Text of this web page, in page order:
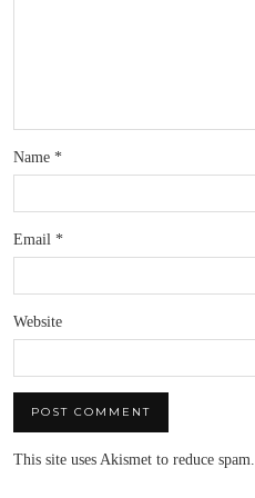
Name *
Email *
Website
This site uses Akismet to reduce spam.